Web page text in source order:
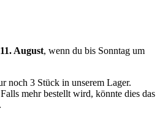
August, wenn du bis Sonntag um
noch 3 Stück in unserem Lager.
mehr bestellt wird, könnte dies das